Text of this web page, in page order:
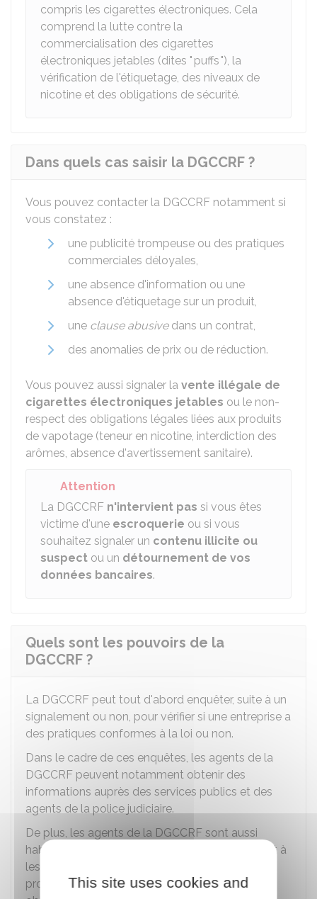
compris les cigarettes électroniques. Cela
comprend la lutte contre la
commercialisation des cigarettes
électroniques jetables (dites " puffs "), la
vérification de l'étiquetage, des niveaux de
nicotine et des obligations de sécurité.
Dans quels cas saisir la DGCCRF ?
Vous pouvez contacter la DGCCRF notamment si
vous constatez :
une publicité trompeuse ou des pratiques
commerciales déloyales,
une absence d'information ou une
absence d'étiquetage sur un produit,
une clause abusivedans un contrat,
des anomalies de prix ou de réduction.
Vous pouvez aussi signaler la vente illégale de
cigarettes électroniques jetables ou le non-
respect des obligations légales liées aux produits
de vapotage (teneur en nicotine, interdiction des
arômes, absence d'avertissement sanitaire).
Attention
La DGCCRF n'intervient pas si vous êtes
victime d'une escroquerie ou si vous
souhaitez signaler un contenu illicite ou
suspect ou un détournement de vos
données bancaires.
Quels sont les pouvoirs de la
DGCCRF ?
La DGCCRF peut tout d'abord enquêter, suite à un
signalement ou non, pour vérifier si une entreprise a
des pratiques conformes à la loi ou non.
Dans le cadre de ces enquêtes, les agents de la
DGCCRF peuvent notamment obtenir des
informations auprès des services publics et des
agents de la police judiciaire.
De plus, les agents de la DGCCRF sont aussi
habilités à constater les manquements à la loi et à
les faire cesser. Ainsi, ils peuvent ordonner aux
professionnels mis en cause de respecter leurs
This site uses cookies and